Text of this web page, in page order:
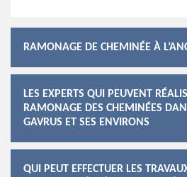
RAMONAGE DE CHEMINÉE À
LES EXPERTS QUI PEUVENT
RAMONAGE DES CHEMINÉES
GAVRUS ET SES ENVIRONS
QUI PEUT EFFECTUER LES